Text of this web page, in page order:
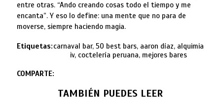
entre otras. “Ando creando cosas todo el tiempo y me
encanta”. Y eso lo define: una mente que no para de
moverse, siempre haciendo magia.
Etiquetas:carnaval bar, 50 best bars, aaron díaz, alquimia
iv, coctelería peruana, mejores bares
COMPARTE:
TAMBIÉN PUEDES LEER